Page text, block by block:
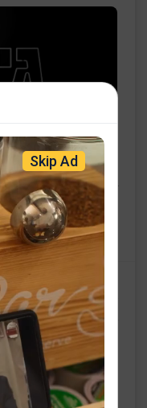
די קרומע נאז - הרב משה
גיבור
ג' דברים פ״ו
Skip Ad